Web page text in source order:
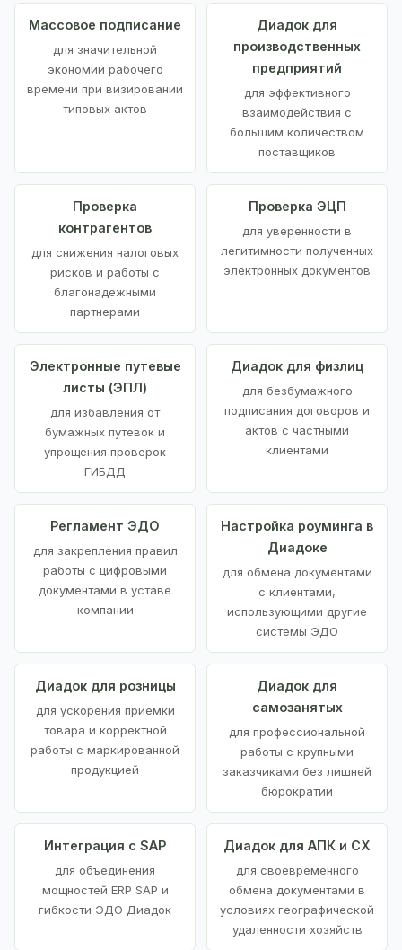
Массовое подписание
для значительной
экономии рабочего
времени при визировании
типовых актов
Диадок для
производственных
предприятий
для эффективного
взаимодействия с
большим количеством
поставщиков
Проверка
контрагентов
для снижения налоговых
рисков и работы с
благонадежными
партнерами
Проверка ЭЦП
для уверенности в
легитимности полученных
электронных документов
Электронные путевые
листы (ЭПЛ)
для избавления от
бумажных путевок и
упрощения проверок
ГИБДД
Диадок для физлиц
для безбумажного
подписания договоров и
актов с частными
клиентами
Регламент ЭДО
для закрепления правил
работы с цифровыми
документами в уставе
компании
Настройка роуминга в
Диадоке
для обмена документами
с клиентами,
использующими другие
системы ЭДО
Диадок для розницы
для ускорения приемки
товара и корректной
работы с маркированной
продукцией
Диадок для
самозанятых
для профессиональной
работы с крупными
заказчиками без лишней
бюрократии
Интеграция с SAP
для объединения
мощностей ERP SAP и
гибкости ЭДО Диадок
Диадок для АПК и СХ
для своевременного
обмена документами в
условиях географической
удаленности хозяйств